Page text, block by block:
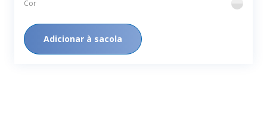
Cor
flint
Adicionar à sacola